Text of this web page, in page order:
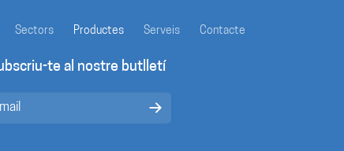
Sectors Productes Serveis Contacte
te al nostre butlletí